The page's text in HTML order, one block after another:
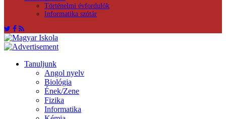
Történelmi évfordulók
Informatika szótár
Tanuljunk
Angol nyelv
Biológia
Ének/Zene
Fizika
Informatika